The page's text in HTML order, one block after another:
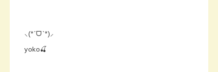
⸜(*ˊᗜˋ*)⸝
yoko🍒